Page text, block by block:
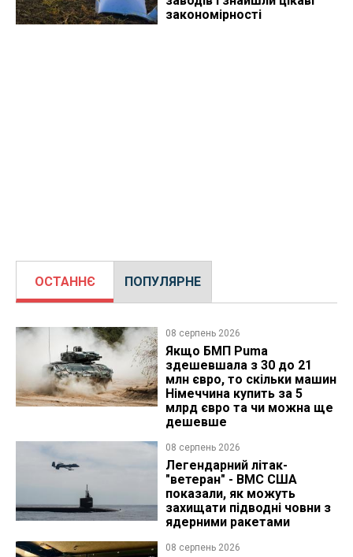
закономірності
ОСТАННЄ ПОПУЛЯРНЕ
08 серпень 2026
Якщо БМП Puma
здешевшала з 30 до 21
млн євро, то скільки машин
Німеччина купить за 5
млрд євро та чи можна ще
дешевше
08 серпень 2026
Легендарний літак-
"ветеран" - ВМС США
показали, як можуть
захищати підводні човни з
ядерними ракетами
08 серпень 2026